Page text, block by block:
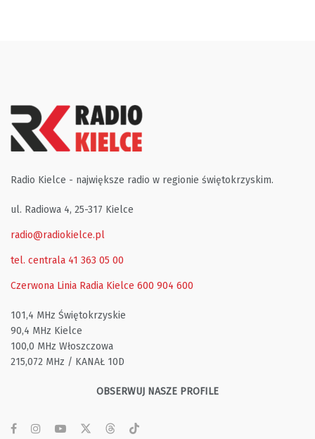
Radio Kielce - największe radio w regionie świętokrzyskim.
ul. Radiowa 4, 25-317 Kielce
radio@radiokielce.pl
tel. centrala 41 363 05 00
Czerwona Linia Radia Kielce 600 904 600
101,4 MHz Świętokrzyskie
90,4 MHz Kielce
100,0 MHz Włoszczowa
215,072 MHz / KANAŁ 10D
OBSERWUJ NASZE PROFILE